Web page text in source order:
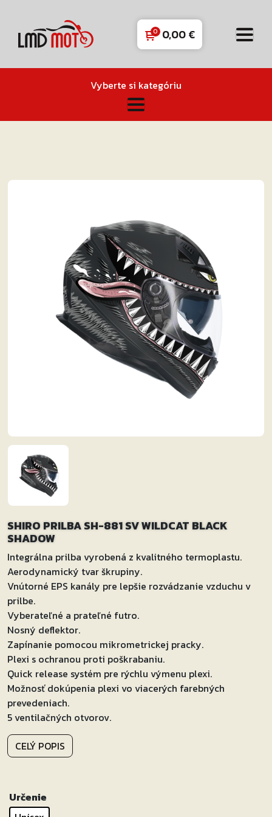
0,00€
Vyberte si kategóriu
SHIRO PRILBA SH-881 SV WILDCAT BLACK
SHADOW
Integrálna prilba vyrobená z kvalitného termoplastu.
Aerodynamický tvar škrupiny.
Vnútorné EPS kanály pre lepšie rozvádzanie vzduchu v
prilbe.
Vyberateľné a prateľné futro.
Nosný deflektor.
Zapínanie pomocou mikrometrickej pracky.
Plexi s ochranou proti poškrabaniu.
Quick release systém pre rýchlu výmenu plexi.
Možnosť dokúpenia plexi vo viacerých farebných
prevedeniach.
5 ventilačných otvorov.
CELÝ POPIS
Určenie